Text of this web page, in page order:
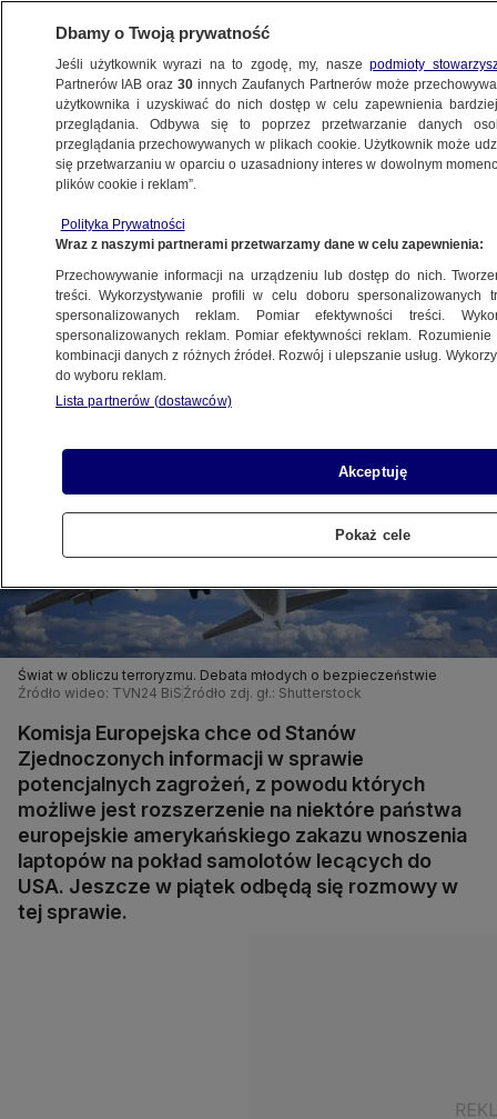
BIZNES
ZE ŚWIATA
do USA. Bruksela chce wyjaśnień
12.05.2017, 15:27
Udostępnij
Świat w obliczu terroryzmu. Debata młodych o bezpieczeństwie
Źródło wideo: TVN24 BiS Źródło zdj. gł.: Shutterstock
Komisja Europejska chce od Stanów
Zjednoczonych informacji w sprawie
potencjalnych zagrożeń, z powodu których
możliwe jest rozszerzenie na niektóre państwa
europejskie amerykańskiego zakazu wnoszenia
laptopów na pokład samolotów lecących do
USA. Jeszcze w piątek odbędą się rozmowy w
tej sprawie.
Dbamy o Twoją prywatność
Jeśli użytkownik wyrazi na to zgodę, my, naszepodmioty
Partnerów IAB oraz30 innych Zaufanych Partnerów może
użytkownika i uzyskiwać do nich dostęp w celu zapewnienia
przeglądania. Odbywa się to poprzez przetwarzanie danych
przeglądania przechowywanych w plikach cookie. Użytkownik może
się przetwarzaniu w oparciu o uzasadniony interes w dowolnym
plików cookie i reklam”.
Polityka Prywatności
Wraz z naszymi partnerami przetwarzamy dane w celu zapewnienia:
Przechowywanie informacji na urządzeniu lub dostęp do nich.
treści. Wykorzystywanie profili w celu doboru spersonalizowanych
spersonalizowanych reklam. Pomiar efektywności treści.
spersonalizowanych reklam. Pomiar efektywności reklam.
kombinacji danych z różnych źródeł. Rozwój i ulepszanie usług.
do wyboru reklam.
Lista partnerów (dostawców)
Akceptuję
Pokaż cele